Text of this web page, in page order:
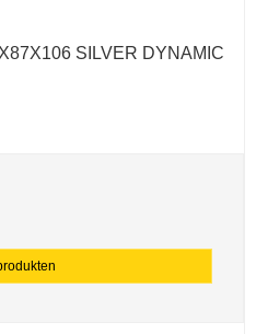
SILVER DYNAMIC